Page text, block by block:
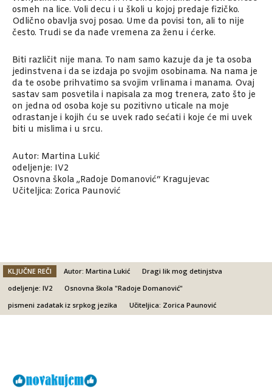
osmeh na lice. Voli decu i u školi u kojoj predaje fizičko.
Odlično obavlja svoj posao. Ume da povisi ton, ali to nije
često. Trudi se da nađe vremena za ženu i ćerke.
Biti različit nije mana. To nam samo kazuje da je ta osoba
jedinstvena i da se izdaja po svojim osobinama. Na nama je
da te osobe prihvatimo sa svojim vrlinama i manama. Ovaj
sastav sam posvetila i napisala za mog trenera, zato što je
on jedna od osoba koje su pozitivno uticale na moje
odrastanje i kojih ću se uvek rado sećati i koje će mi uvek
biti u mislima i u srcu.
Autor: Martina Lukić
odeljenje: IV2
Osnovna škola „Radoje Domanović“ Kragujevac
Učiteljica: Zorica Paunović
KLJUČNE REČI Autor: Martina Lukić
Dragi lik mog detinjstva
odeljenje: IV2
Osnovna škola "Radoje Domanović"
pismeni zadatak iz srpkog jezika
Učiteljica: Zorica Paunović